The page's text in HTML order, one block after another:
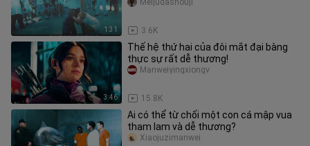
1:31
thủ đoạn của Superman
3.6K
Meijudashouji
3:46
Thế hệ thứ hai của đôi mắt đại bàng
thực sự rất dễ thương!
15.8K
Manweiyingxiongv
Ai có thể từ chối một con cá mập vua
tham lam và dễ thương?
Xiaojuzimanwei